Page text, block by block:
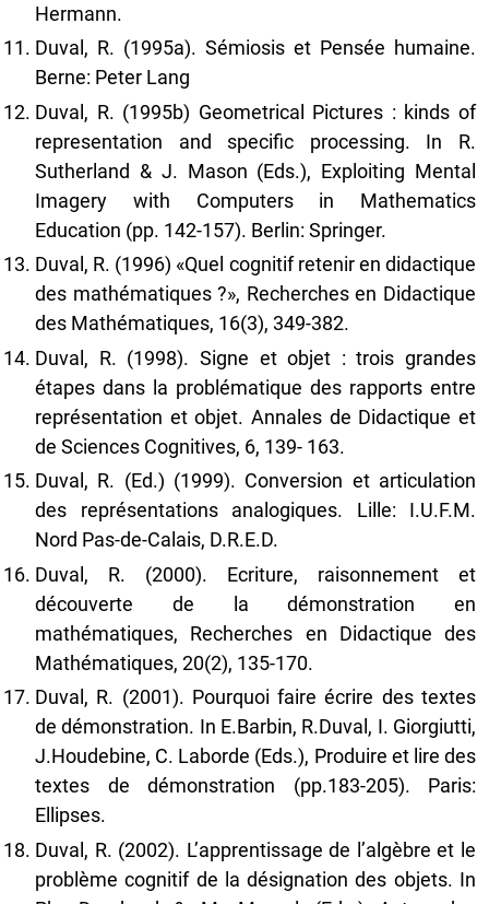
Hermann.
Duval, R. (1995a). Sémiosis et Pensée humaine.
Berne: Peter Lang
Duval, R. (1995b) Geometrical Pictures : kinds of
representation and specific processing. In R.
Sutherland & J. Mason (Eds.), Exploiting Mental
Imagery with Computers in Mathematics
Education (pp. 142-157). Berlin: Springer.
Duval, R. (1996) «Quel cognitif retenir en didactique
des mathématiques ?», Recherches en Didactique
des Mathématiques, 16(3), 349-382.
Duval, R. (1998). Signe et objet : trois grandes
étapes dans la problématique des rapports entre
représentation et objet. Annales de Didactique et
de Sciences Cognitives, 6, 139- 163.
Duval, R. (Ed.) (1999). Conversion et articulation
des représentations analogiques. Lille: I.U.F.M.
Nord Pas-de-Calais, D.R.E.D.
Duval, R. (2000). Ecriture, raisonnement et
découverte de la démonstration en
mathématiques, Recherches en Didactique des
Mathématiques, 20(2), 135-170.
Duval, R. (2001). Pourquoi faire écrire des textes
de démonstration. In E.Barbin, R.Duval, I. Giorgiutti,
J.Houdebine, C. Laborde (Eds.), Produire et lire des
textes de démonstration (pp.183-205). Paris:
Ellipses.
Duval, R. (2002). L’apprentissage de l’algèbre et le
problème cognitif de la désignation des objets. In